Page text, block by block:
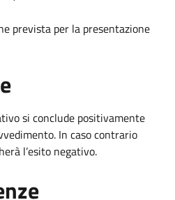
prevista per la presentazione
si conclude positivamente
In caso contrario
l’esito negativo.